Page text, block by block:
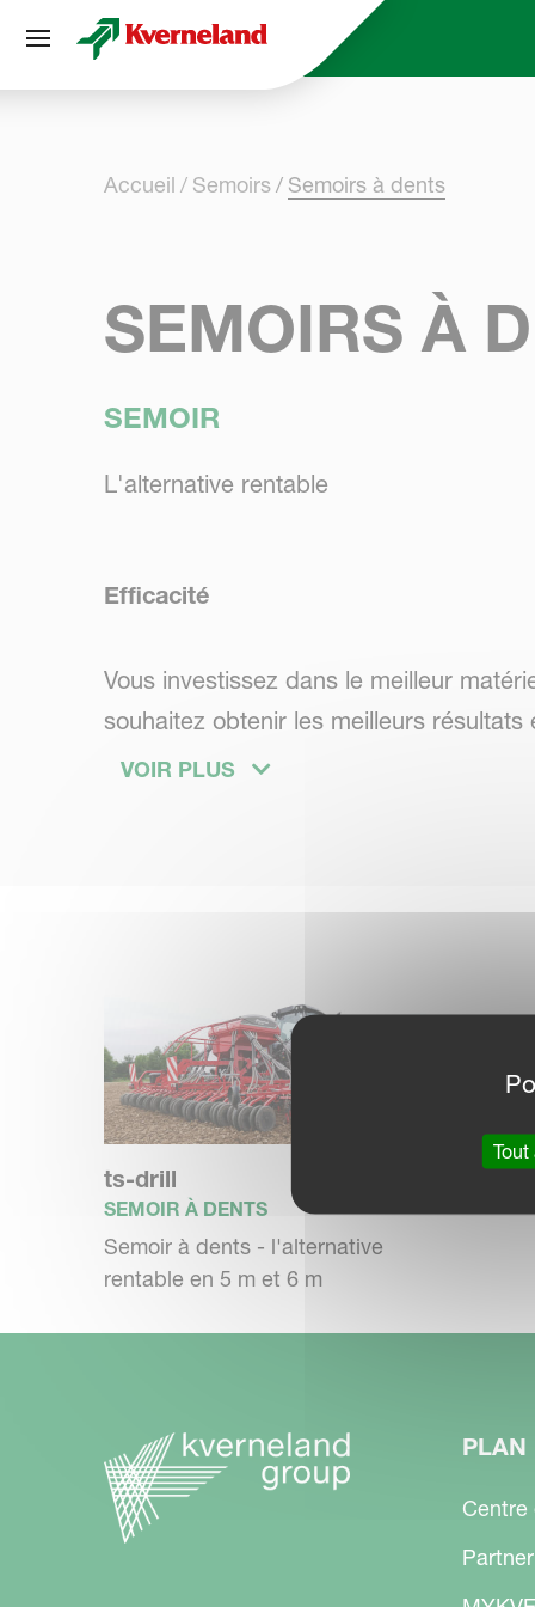
Accueil Semoirs Semoirs à dents
SEMOIRS À
SEMOIR
L'alternative rentable
Efficacité
Vous investissez dans le meilleur
souhaitez obtenir les meilleurs
sont conçus pour être les plus légers
La structure du sol n'est pas la même
conditions de travail. Vous devez donc
nous avons développé des semoirs qui
principalement depuis la cabine du
grande quantité de résidus de paille,
évidents. En un seul passage, les
préparation du lit de semences et du
en économisant du carburant et du
VOIR PLUS
ts-drill
SEMOIR À DENTS
Semoir à dents - l'alternative
rentable en 5 m et 6 m
PLAN
Centre
Panneau de gestion des cookies